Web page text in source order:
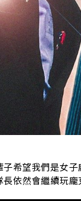
子希望我們是女
長依然會繼續玩